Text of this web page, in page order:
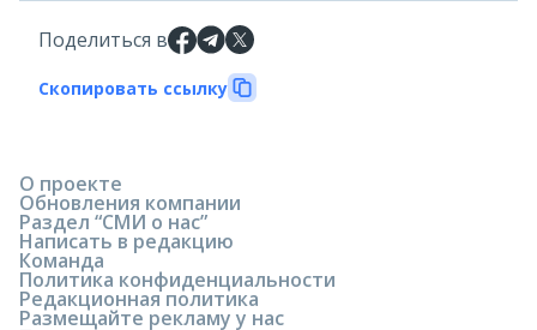
Поделиться в
Скопировать ссылку
О проекте
Обновления компании
Раздел “СМИ о нас”
Написать в редакцию
Команда
Политика конфиденциальности
Редакционная политика
Размещайте рекламу у нас